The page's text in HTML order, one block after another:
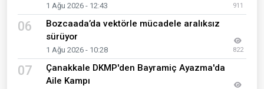
1 Ağu 2026 - 12:43 911
06
Bozcaada’da vektörle mücadele aralıksız
sürüyor
1 Ağu 2026 - 10:28 822
07
Çanakkale DKMP'den Bayramiç Ayazma'da
Aile Kampı